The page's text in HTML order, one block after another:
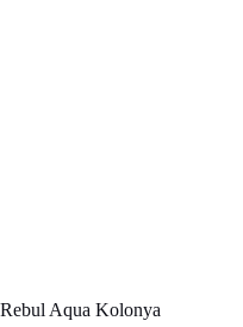
Rebul Aqua Kolonya